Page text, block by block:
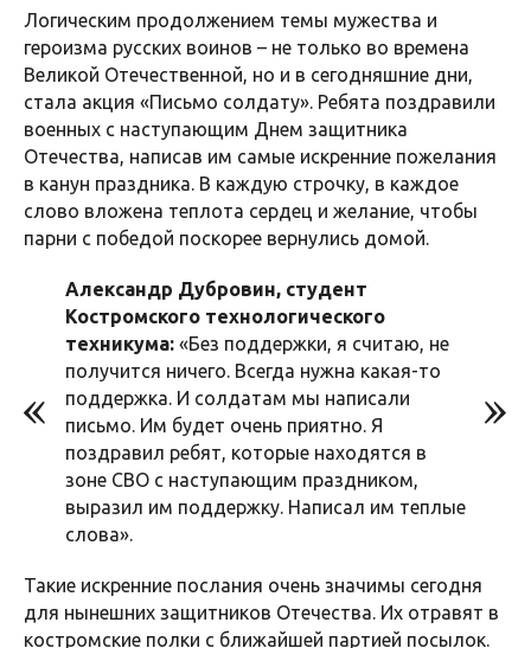
Логическим продолжением темы мужества и
героизма русских воинов – не только во времена
Великой Отечественной, но и в сегодняшние дни,
стала акция «Письмо солдату». Ребята поздравили
военных с наступающим Днем защитника
Отечества, написав им самые искренние пожелания
в канун праздника. В каждую строчку, в каждое
слово вложена теплота сердец и желание, чтобы
парни с победой поскорее вернулись домой.
Александр Дубровин, студент
Костромского технологического
техникума: «Без поддержки, я считаю, не
получится ничего. Всегда нужна какая-то
поддержка. И солдатам мы написали
письмо. Им будет очень приятно. Я
поздравил ребят, которые находятся в
зоне СВО с наступающим праздником,
выразил им поддержку. Написал им теплые
слова».
Такие искренние послания очень значимы сегодня
для нынешних защитников Отечества. Их отравят в
костромские полки с ближайшей партией посылок.